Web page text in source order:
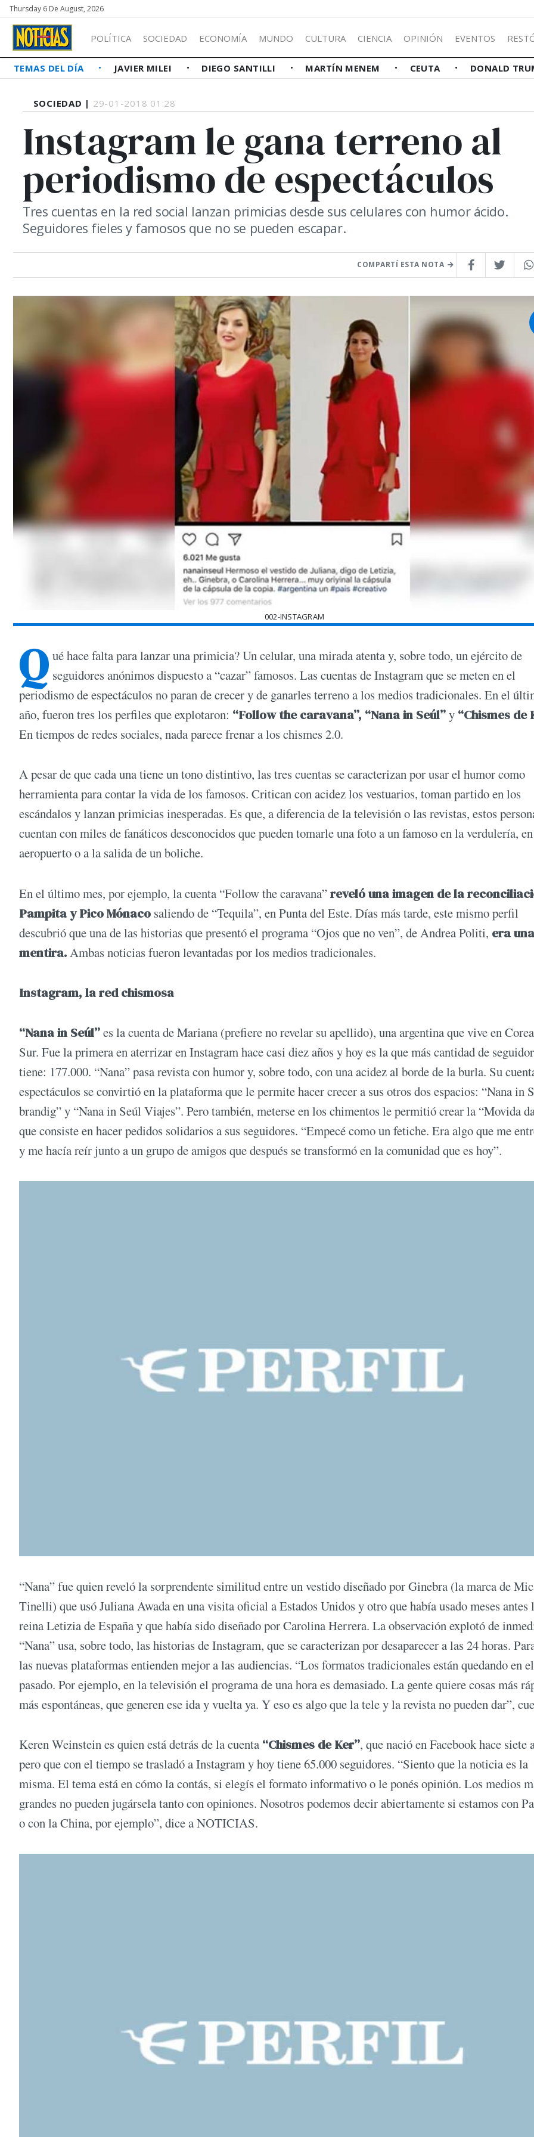
Thursday 6 De August, 2026
POLÍTICA SOCIEDAD ECONOMÍA MUNDO CULTURA CIENCIA OPINIÓN EVENTOS
TEMAS DEL DÍA JAVIER MILEI DIEGO SANTILLI MARTÍN MENEM CEUTA DONALD
SOCIEDAD | 29-01-2018 01:28
Instagram le gana terreno al
periodismo de espectáculos
Tres cuentas en la red social lanzan primicias desde sus celulares con humor ácido.
Seguidores fieles y famosos que no se pueden escapar.
COMPARTÍ ESTA NOTA
002-INSTAGRAM
Q ué hace falta para lanzar una primicia? Un celular, una mirada atenta y, sobre todo, un ejército de
seguidores anónimos dispuesto a “cazar” famosos. Las cuentas de Instagram que se meten en el
periodismo de espectáculos no paran de crecer y de ganarles terreno a los medios tradicionales. En el
año, fueron tres los perfiles que explotaron: “Follow the caravana”, “Nana in Seúl”y “Chismes de
En tiempos de redes sociales, nada parece frenar a los chismes 2.0.
A pesar de que cada una tiene un tono distintivo, las tres cuentas se caracterizan por usar el humor como
herramienta para contar la vida de los famosos. Critican con acidez los vestuarios, toman partido en los
escándalos y lanzan primicias inesperadas. Es que, a diferencia de la televisión o las revistas, estos
cuentan con miles de fanáticos desconocidos que pueden tomarle una foto a un famoso en la verdulería,
aeropuerto o a la salida de un boliche.
En el último mes, por ejemplo, la cuenta “Follow the caravana”reveló una imagen de la
Pampita y Pico Mónaco saliendo de “Tequila”, en Punta del Este. Días más tarde, este mismo perfil
descubrió que una de las historias que presentó el programa “Ojos que no ven”, de Andrea Politi, era una
mentira.Ambas noticias fueron levantadas por los medios tradicionales.
Instagram, la red chismosa
“Nana in Seúl”es la cuenta de Mariana (prefiere no revelar su apellido), una argentina que vive en
Sur. Fue la primera en aterrizar en Instagram hace casi diez años y hoy es la que más cantidad de
tiene: 177.000. “Nana” pasa revista con humor y, sobre todo, con una acidez al borde de la burla. Su
espectáculos se convirtió en la plataforma que le permite hacer crecer a sus otros dos espacios: “Nana in
brandig” y “Nana in Seúl Viajes”. Pero también, meterse en los chimentos le permitió crear la “Movida
que consiste en hacer pedidos solidarios a sus seguidores. “Empecé como un fetiche. Era algo que me
y me hacía reír junto a un grupo de amigos que después se transformó en la comunidad que es hoy”.
“Nana” fue quien reveló la sorprendente similitud entre un vestido diseñado por Ginebra (la marca de
Tinelli) que usó Juliana Awada en una visita oficial a Estados Unidos y otro que había usado meses antes
reina Letizia de España y que había sido diseñado por Carolina Herrera. La observación explotó de
“Nana” usa, sobre todo, las historias de Instagram, que se caracterizan por desaparecer a las 24 horas.
las nuevas plataformas entienden mejor a las audiencias. “Los formatos tradicionales están quedando en el
pasado. Por ejemplo, en la televisión el programa de una hora es demasiado. La gente quiere cosas más
más espontáneas, que generen ese ida y vuelta ya. Y eso es algo que la tele y la revista no pueden dar”,
Keren Weinstein es quien está detrás de la cuenta “Chismes de Ker”, que nació en Facebook hace siete
pero que con el tiempo se trasladó a Instagram y hoy tiene 65.000 seguidores. “Siento que la noticia es la
misma. El tema está en cómo la contás, si elegís el formato informativo o le ponés opinión. Los medios
grandes no pueden jugársela tanto con opiniones. Nosotros podemos decir abiertamente si estamos con
o con la China, por ejemplo”, dice a NOTICIAS.